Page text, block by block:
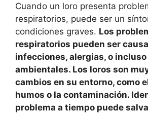
Cuando un loro presenta
respiratorios, puede ser un
condiciones graves. Los
respiratorios pueden ser
infecciones, alergias, o
ambientales. Los loros son
cambios en su entorno, como
humos o la contaminación.
problema a tiempo puede